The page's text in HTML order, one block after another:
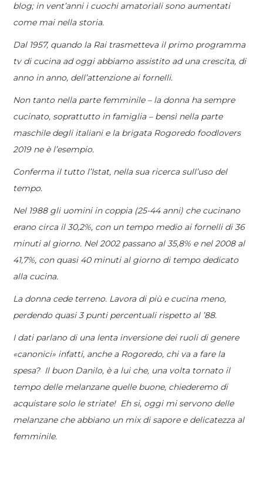
blog; in vent’anni i cuochi amatoriali sono aumentati
come mai nella storia.
Dal 1957, quando la Rai trasmetteva il primo programma
tv di cucina ad oggi abbiamo assistito ad una crescita, di
anno in anno, dell’attenzione ai fornelli.
Non tanto nella parte femminile – la donna ha sempre
cucinato, soprattutto in famiglia – bensì nella parte
maschile degli italiani e la brigata Rogoredo foodlovers
2019 ne è l’esempio.
Conferma il tutto l’Istat, nella sua ricerca sull’uso del
tempo.
Nel 1988 gli uomini in coppia (25-44 anni) che cucinano
erano circa il 30,2%, con un tempo medio ai fornelli di 36
minuti al giorno. Nel 2002 passano al 35,8% e nel 2008 al
41,7%, con quasi 40 minuti al giorno di tempo dedicato
alla cucina.
La donna cede terreno. Lavora di più e cucina meno,
perdendo quasi 3 punti percentuali rispetto al ’88.
I dati parlano di una lenta inversione dei ruoli di genere
«canonici» infatti, anche a Rogoredo, chi va a fare la
spesa? Il buon Danilo, è a lui che, una volta tornato il
tempo delle melanzane quelle buone, chiederemo di
acquistare solo le striate! Eh si, oggi mi servono delle
melanzane che abbiano un mix di sapore e delicatezza al
femminile.